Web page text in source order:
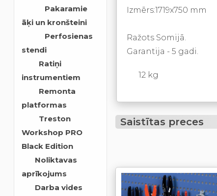
Pakaramie
āķi un kronšteini
Perfosienas
stendi
Ratiņi
instrumentiem
Remonta
platformas
Treston
Workshop PRO
Black Edition
Noliktavas
aprīkojums
Darba vides
Izmērs:1719x750 mm
Ražots Somijā.
Garantija - 5 gadi.
12 kg
Saistītas preces